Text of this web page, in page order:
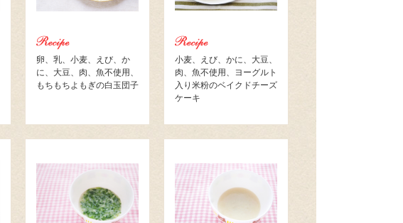
卵、乳、小麦、えび、か
に、大豆、肉、魚不使用、
もちもちよもぎの白玉団子
小麦、えび、かに、大豆、
肉、魚不使用、ヨーグルト
入り米粉のベイクドチーズ
ケーキ